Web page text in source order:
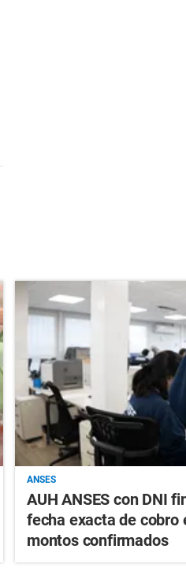
ANSES
AUH ANSES con DNI
fecha exacta de cobro
montos confirmados